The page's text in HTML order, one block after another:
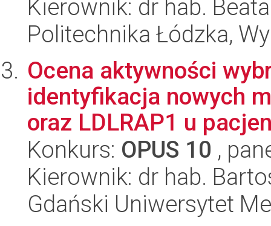
Kierownik: dr hab.
Politechnika Łódzka,
Ocena aktywności
identyfikacja nowych
oraz LDLRAP1 u
Konkurs: OPUS 10 ,
Kierownik: dr hab.
Gdański Uniwersytet